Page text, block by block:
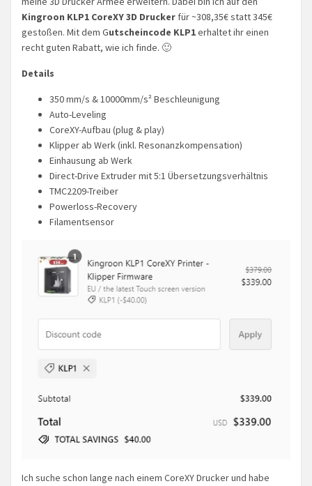
Kingroon KLP1 CoreXY 3D Drucker für ~308,35€ statt 345€
gestoßen. Mit dem Gutscheincode KLP1erhaltet ihr einen
recht guten Rabatt, wie ich finde. 🙂
Details
350 mm/s & 10000mm/s² Beschleunigung
Auto-Leveling
CoreXY-Aufbau (plug & play)
Klipper ab Werk (inkl. Resonanzkompensation)
Einhausung ab Werk
Direct-Drive Extruder mit 5:1 Übersetzungsverhältnis
TMC2209-Treiber
Powerloss-Recovery
Filamentsensor
Ich suche schon lange nach einem CoreXY Drucker und habe